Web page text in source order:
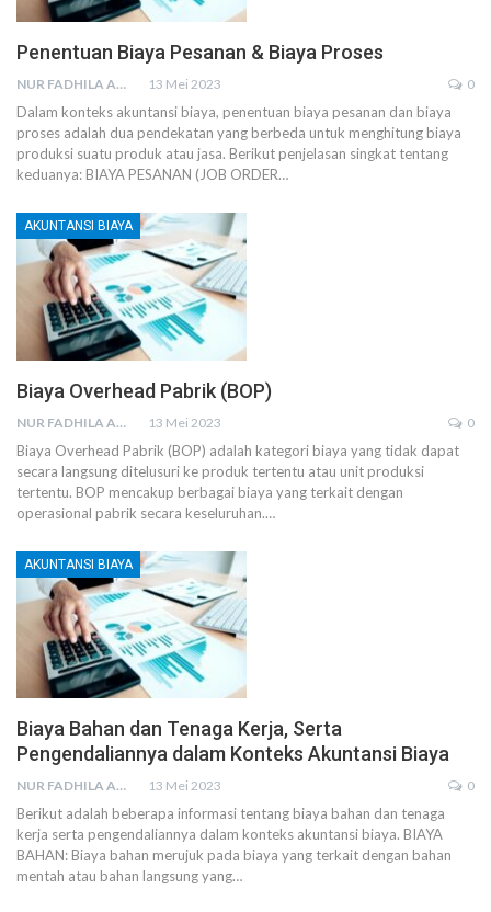
Penentuan Biaya Pesanan & Biaya Proses
NUR FADHILA AMRI, SE., AK., M.SI 13 Mei 2023 0
Dalam konteks akuntansi biaya, penentuan biaya pesanan dan biaya
proses adalah dua pendekatan yang berbeda untuk menghitung biaya
produksi suatu produk atau jasa. Berikut penjelasan singkat tentang
keduanya: BIAYA PESANAN (JOB ORDER…
AKUNTANSI BIAYA
Biaya Overhead Pabrik (BOP)
NUR FADHILA AMRI, SE., AK., M.SI 13 Mei 2023 0
Biaya Overhead Pabrik (BOP) adalah kategori biaya yang tidak dapat
secara langsung ditelusuri ke produk tertentu atau unit produksi
tertentu. BOP mencakup berbagai biaya yang terkait dengan
operasional pabrik secara keseluruhan.…
AKUNTANSI BIAYA
Biaya Bahan dan Tenaga Kerja, Serta
Pengendaliannya dalam Konteks Akuntansi Biaya
NUR FADHILA AMRI, SE., AK., M.SI 13 Mei 2023 0
Berikut adalah beberapa informasi tentang biaya bahan dan tenaga
kerja serta pengendaliannya dalam konteks akuntansi biaya. BIAYA
BAHAN: Biaya bahan merujuk pada biaya yang terkait dengan bahan
mentah atau bahan langsung yang…